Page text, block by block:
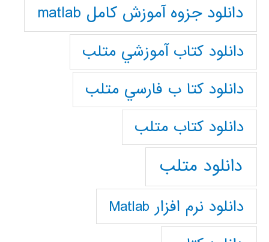
دانلود جزوه آموزش کامل matlab
دانلود كتاب آموزشي متلب
دانلود كتا ب فارسي متلب
دانلود كتاب متلب
دانلود متلب
دانلود نرم افزار Matlab